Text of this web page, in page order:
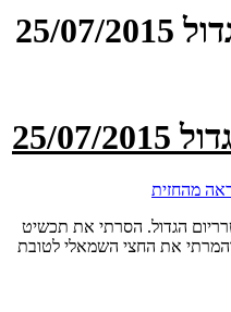
2015
הגדול. הסרתי את תכשיט
את החצי השמאלי לטובת